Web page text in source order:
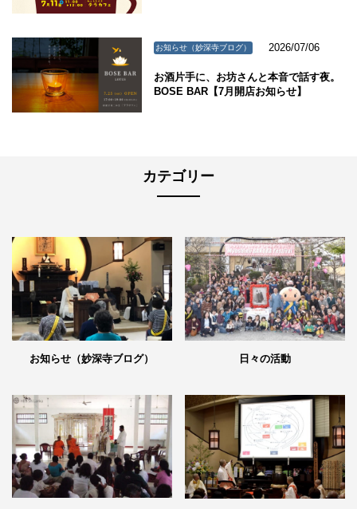
お知らせ（妙深寺ブログ） 2026/07/06
お酒片手に、お坊さんと本音で話す夜。
BOSE BAR【7月開店お知らせ】
カテゴリー
お知らせ（妙深寺ブログ） 日々の活動